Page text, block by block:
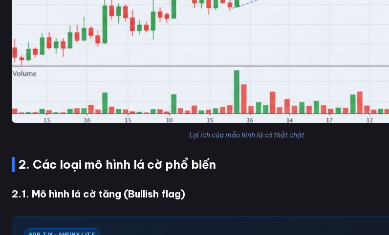
Lợi ích của mẫu hình lá cờ thắt chặt
2. Các loại mô hình lá cờ phổ biến
2.1. Mô hình lá cờ tăng (Bullish flag)